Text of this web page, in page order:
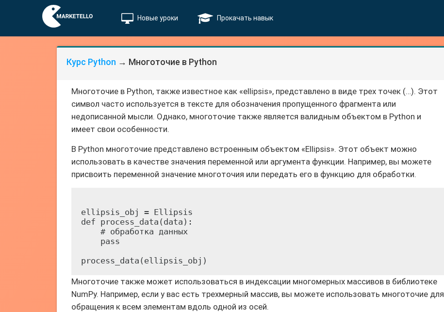
Новые уроки Прокачать навык
Курс Python → Многоточие в Python
Многоточие в Python, также известное как «ellipsis», представлено в виде трех точек (…). Этот
символ часто используется в тексте для обозначения пропущенного фрагмента или
недописанной мысли. Однако, многоточие также является валидным объектом в Python и
имеет свои особенности.
В Python многоточие представлено встроенным объектом «Ellipsis». Этот объект можно
использовать в качестве значения переменной или аргумента функции. Например, вы можете
присвоить переменной значение многоточия или передать его в функцию для обработки.
ellipsis_obj = Ellipsis
def process_data(data):
    # обработка данных
    pass
Многоточие также может использоваться в индексации многомерных массивов в библиотеке
NumPy. Например, если у вас есть трехмерный массив, вы можете использовать многоточие для
обращения к всем элементам вдоль одной из осей.